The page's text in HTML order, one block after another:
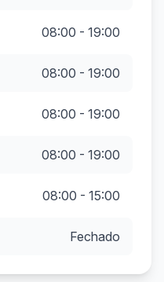
08:00 - 19:00
08:00 - 19:00
08:00 - 19:00
08:00 - 19:00
08:00 - 15:00
Fechado